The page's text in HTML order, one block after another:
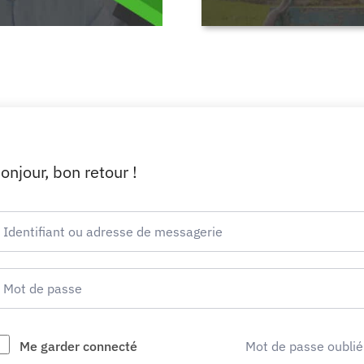
bon retour !
Me garder connecté Mot de passe